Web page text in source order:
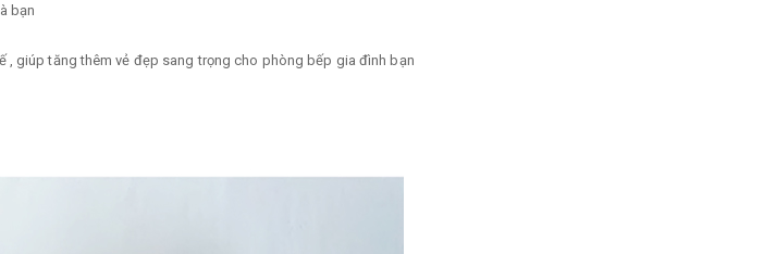
bạn
, giúp tăng thêm vẻ đẹp sang trọng cho phòng bếp gia đình bạn